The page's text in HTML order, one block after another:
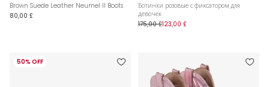
Brown Suede Leather Neumel II Boots
80,00 £
Ботинки розовые с фиксатором для
девочек
175,00 £123,00 £
50% OFF